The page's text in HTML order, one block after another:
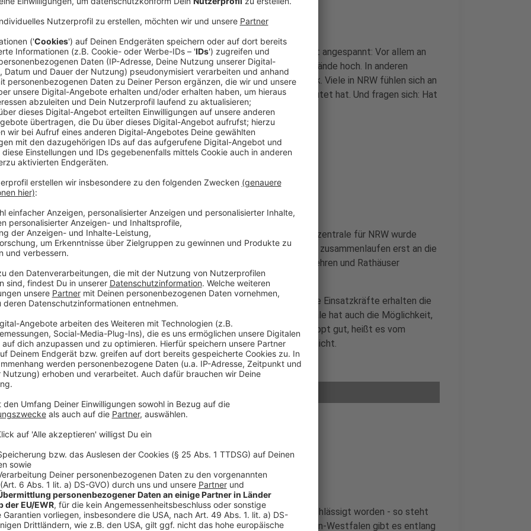
Die Lage in einigen Hochwassergebieten in Süddeutschland bleibt angespannt: Vor allem an
der Donau in Straubing, Passau und Regensburg bleiben Wasserstände hoch. In anderen
Gebieten wiederum zieht sich das Wasser nur sehr langsam zurück. Viele in NRW fühlen sich an
das Hochwasser erinnert, das vor 2021 vor allem an der Erft gewütet hat. Und fragen sich: Hat
NRW daraus gelernt und wie steht es um die Dämme?
Anzeige
Hochwasserzentrale in NRW wurde verbessert
Ja, vieles wurde umgesetzt. Vor allem die Arbeit der Hochwasserzentrale für NRW wurde
verbessert. Früher wurden die Daten über die Flusspegel, die dort zusammenlaufen erst an die
Bezirksregierungen geschickt, die es anschließend an die Feuerwehren und Rathäuser
weitergeleitet haben.
Diese Meldewege wurden stark verkürzt: Feuerwehren und andere Einsatzkräfte erhalten die
Daten direkt vom zuständigen Landesamt. Die Hochwasserzentrale hat auch die Möglichkeit,
direkt Warnungen über dieWarn-App Ninazu verschicken. Das klappt gut, heißt es vom
zuständigenLandesamt LANUV- überprüfen lässt sich das aber nicht.
Anzeige
Anzeige
Handlungsbedarf bei Dämmen und Deichen
Anzeige
Viele Dämme in NRW sind in den vergangenen Jahrzehnten vernachlässigt worden - so steht
es in einem Bericht aus dem NRW-Umweltministerium. In Nordrhein-Westfalen gibt es entlang